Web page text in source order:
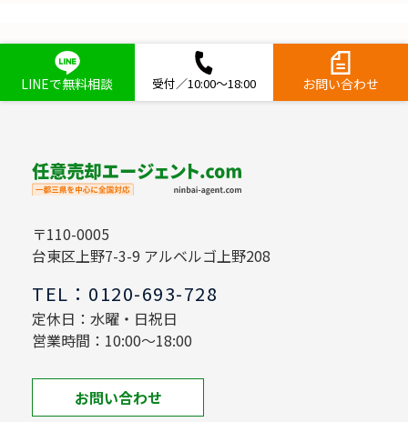
LINEで無料相談 受付／10:00～18:00 お問い合わせ
〒110-0005
台東区上野7-3-9 アルベルゴ上野208
TEL：0120-693-728
定休日：水曜・日祝日
営業時間：10:00～18:00
お問い合わせ